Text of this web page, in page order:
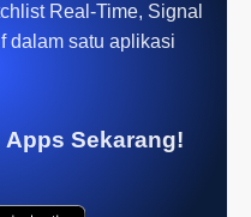
Real-Time, Signal
dalam satu aplikasi
Sekarang!